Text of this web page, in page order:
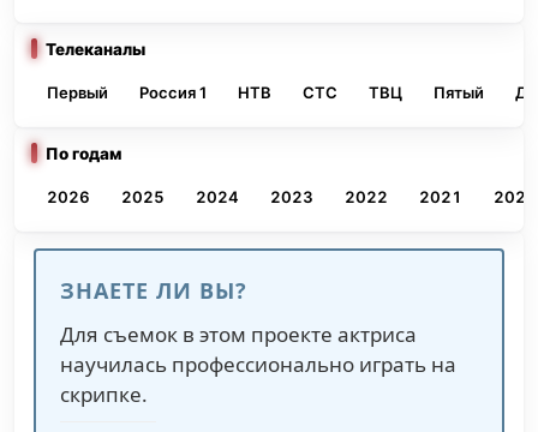
Телеканалы
Первый Россия 1 НТВ СТС ТВЦ Пятый
По годам
2026 2025 2024 2023 2022 2021 2020
ЗНАЕТЕ ЛИ ВЫ?
Для съемок в этом проекте актриса
научилась профессионально играть на
скрипке.